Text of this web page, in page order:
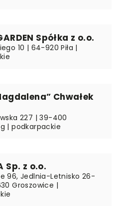
Spółka z o.o.
10 | 64-920 Piła |
Chwałek
227 | 39-400
| podkarpackie
Sp. z o.o.
96, Jedlnia-Letnisko 26-
Groszowice |